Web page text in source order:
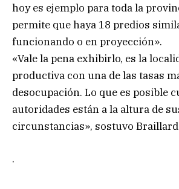
hoy es ejemplo para toda la
permite que haya 18 predios
funcionando o en proyección».
«Vale la pena exhibirlo, es la
productiva con una de las tasas
desocupación. Lo que es posible
autoridades están a la altura de
circunstancias», sostuvo Braillard
.